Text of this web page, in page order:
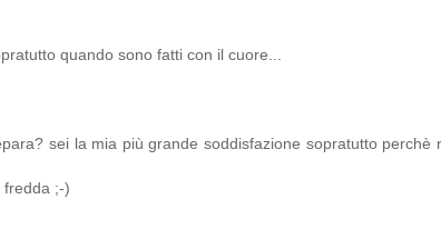
quando sono fatti con il cuore...
sei la mia più grande soddisfazione sopratutto perchè
fredda ;-)